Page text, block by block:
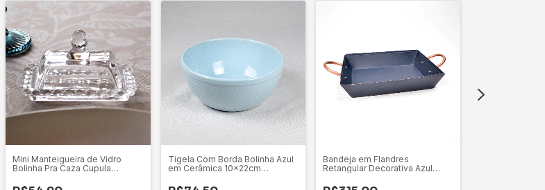
Mini Manteigueira de Vidro
Bolinha Pra Caza Cupula
Tigela Com Borda Bolinha Azul
em Cerâmica 10x22cm
Bandeja em Flandres
Retangular Decorativa Azul